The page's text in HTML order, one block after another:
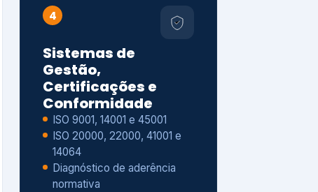
4
Sistemas de
Gestão,
Certificações e
Conformidade
ISO 9001, 14001 e 45001
ISO 20000, 22000, 41001 e
14064
Diagnóstico de aderência
normativa